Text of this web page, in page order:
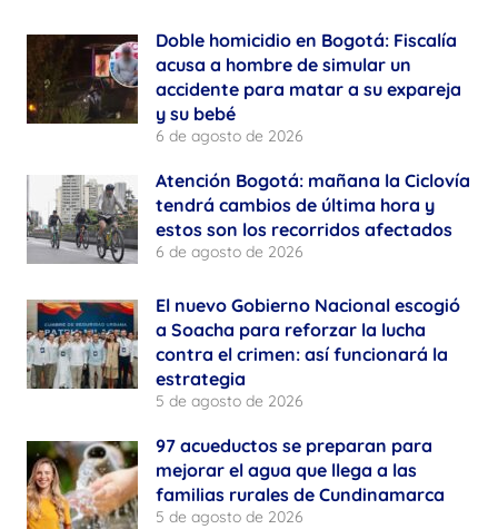
Doble homicidio en Bogotá: Fiscalía
acusa a hombre de simular un
accidente para matar a su expareja
y su bebé
6 de agosto de 2026
Atención Bogotá: mañana la Ciclovía
tendrá cambios de última hora y
estos son los recorridos afectados
6 de agosto de 2026
El nuevo Gobierno Nacional escogió
a Soacha para reforzar la lucha
contra el crimen: así funcionará la
estrategia
5 de agosto de 2026
97 acueductos se preparan para
mejorar el agua que llega a las
familias rurales de Cundinamarca
5 de agosto de 2026